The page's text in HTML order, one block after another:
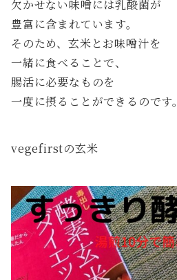
欠かせない味噌には乳酸菌が
豊富に含まれています。
そのため、玄米とお味噌汁を
一緒に食べることで、
腸活に必要なものを
一度に摂ることができるのです。
vegefirstの玄米